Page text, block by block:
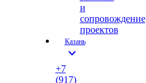
и
сопровождение
проектов
Казань
expand_more
+7
(917)